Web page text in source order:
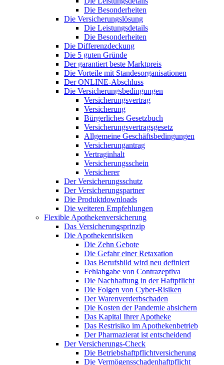
Die Besonderheiten
Die Versicherungslösung
Die Leistungsdetails
Die Besonderheiten
Die Differenzdeckung
Die 5 guten Gründe
Der garantiert beste Marktpreis
Die Vorteile mit Standesorganisationen
Der ONLINE-Abschluss
Die Versicherungsbedingungen
Versicherungsvertrag
Versicherung
Bürgerliches Gesetzbuch
Versicherungsvertragsgesetz
Allgemeine Geschäftsbedingungen
Versicherungantrag
Vertraginhalt
Versicherungsschein
Versicherer
Der Versicherungsschutz
Der Versicherungspartner
Die Produktdownloads
Die weiteren Empfehlungen
Flexible Apothekenversicherung
Das Versicherungsprinzip
Die Apothekenrisiken
Die Zehn Gebote
Die Gefahr einer Retaxation
Das Berufsbild wird neu definiert
Fehlabgabe von Contrazeptiva
Die Nachhaftung in der Haftpflicht
Die Folgen von Cyber-Risiken
Der Warenverderbschaden
Die Kosten der Pandemie absichern
Das Kapital Ihrer Apotheke
Das Restrisiko im Apothekenbetrieb
Der Pharmazierat ist entscheidend
Der Versicherungs-Check
Die Betriebshaftpflichtversicherung
Die Vermögensschadenhaftpflicht